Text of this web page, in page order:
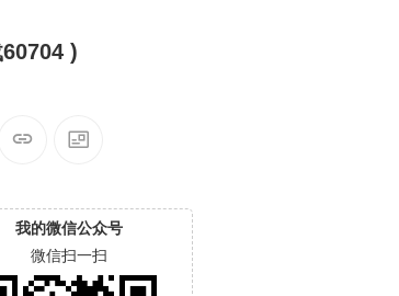
)
我的微信公众号
微信扫一扫